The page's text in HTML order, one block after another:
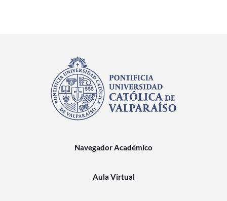
Navegador Académico
Aula Virtual